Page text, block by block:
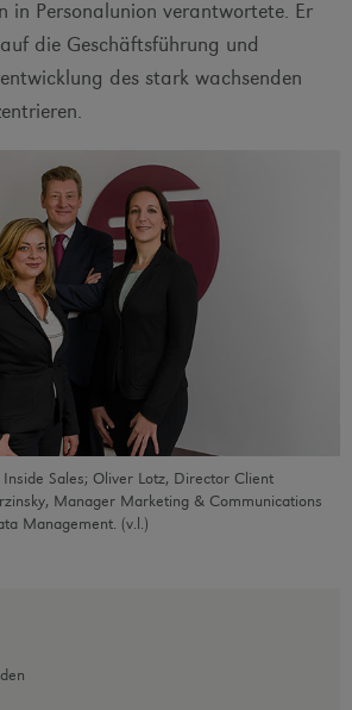
in Personalunion verantwortete. Er
die Geschäftsführung und
des stark wachsenden
Sales; Oliver Lotz, Director Client
Manager Marketing & Communications
Management. (v.l.)